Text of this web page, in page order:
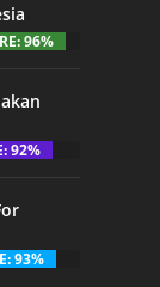
96%
92%
93%